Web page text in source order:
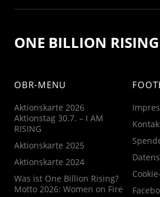
ONE BILLION RISING
OBR-MENU
Aktionskarte 2026
Aktionstag 30.7. – I AM
RISING
Aktionskarte 2025
Aktionskarte 2024
Was ist One Billion Rising?
Motto 2026: Women on Fire